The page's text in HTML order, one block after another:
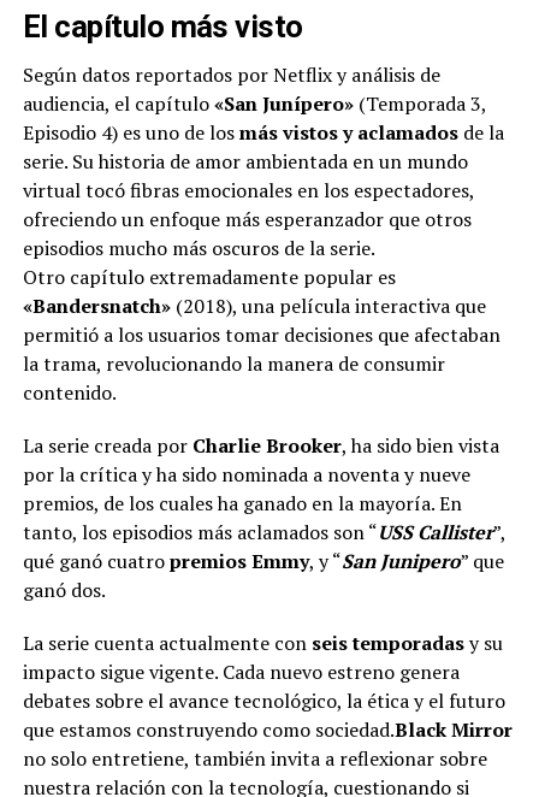
El capítulo más visto
Según datos reportados por Netflix y análisis de
audiencia, el capítulo«San Junípero»(Temporada 3,
Episodio 4) es uno de losmás vistos y aclamadosde la
serie. Su historia de amor ambientada en un mundo
virtual tocó fibras emocionales en los espectadores,
ofreciendo un enfoque más esperanzador que otros
episodios mucho más oscuros de la serie.
Otro capítulo extremadamente popular es
«Bandersnatch»(2018), una película interactiva que
permitió a los usuarios tomar decisiones que afectaban
la trama, revolucionando la manera de consumir
contenido.
La serie creada por Charlie Brooker, ha sido bien vista
por la crítica y ha sido nominada a noventa y nueve
premios, de los cuales ha ganado en la mayoría. En
tanto, los episodios más aclamados son “USS Callister”,
qué ganó cuatropremios Emmy, y “San Junipero” que
ganó dos.
La serie cuenta actualmente con seis temporadasy su
impacto sigue vigente. Cada nuevo estreno genera
debates sobre el avance tecnológico, la ética y el futuro
que estamos construyendo como sociedad.Black Mirror
no solo entretiene, también invita a reflexionar sobre
nuestra relación con la tecnología, cuestionando si